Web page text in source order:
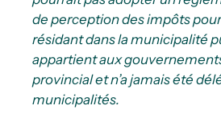
de perception des impôts
résidant dans la municipalité
appartient aux
provincial et n’a jamais été
municipalités.